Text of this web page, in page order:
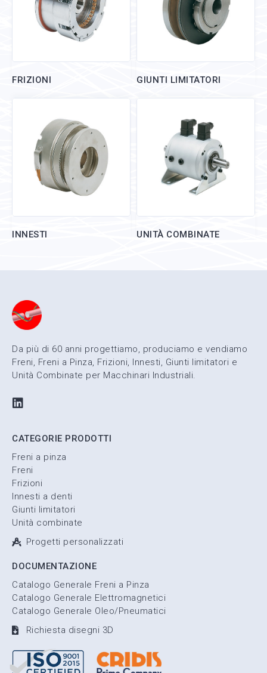
FRIZIONI GIUNTI LIMITATORI
INNESTI UNITÀ COMBINATE
Da più di 60 anni progettiamo, produciamo e vendiamo
Freni, Freni a Pinza, Frizioni, Innesti, Giunti limitatori e
Unità Combinate per Macchinari Industriali.
CATEGORIE PRODOTTI
Freni a pinza
Freni
Frizioni
Innesti a denti
Giunti limitatori
Unità combinate
Progetti personalizzati
DOCUMENTAZIONE
Catalogo Generale Freni a Pinza
Catalogo Generale Elettromagnetici
Catalogo Generale Oleo/Pneumatici
Richiesta disegni 3D